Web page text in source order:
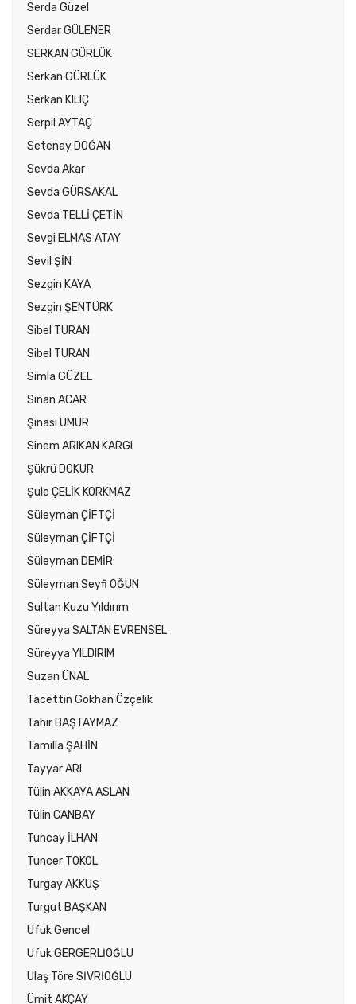
Serda Güzel
Serdar GÜLENER
SERKAN GÜRLÜK
Serkan GÜRLÜK
Serkan KILIÇ
Serpil AYTAÇ
Setenay DOĞAN
Sevda Akar
Sevda GÜRSAKAL
Sevda TELLİ ÇETİN
Sevgi ELMAS ATAY
Sevil ŞİN
Sezgin KAYA
Sezgin ŞENTÜRK
Sibel TURAN
Sibel TURAN
Simla GÜZEL
Sinan ACAR
Şinasi UMUR
Sinem ARIKAN KARGI
Şükrü DOKUR
Şule ÇELİK KORKMAZ
Süleyman ÇİFTÇİ
Süleyman ÇİFTÇİ
Süleyman DEMİR
Süleyman Seyfi ÖĞÜN
Sultan Kuzu Yıldırım
Süreyya SALTAN EVRENSEL
Süreyya YILDIRIM
Suzan ÜNAL
Tacettin Gökhan Özçelik
Tahir BAŞTAYMAZ
Tamilla ŞAHİN
Tayyar ARI
Tülin AKKAYA ASLAN
Tülin CANBAY
Tuncay İLHAN
Tuncer TOKOL
Turgay AKKUŞ
Turgut BAŞKAN
Ufuk Gencel
Ufuk GERGERLİOĞLU
Ulaş Töre SİVRİOĞLU
Ümit AKÇAY